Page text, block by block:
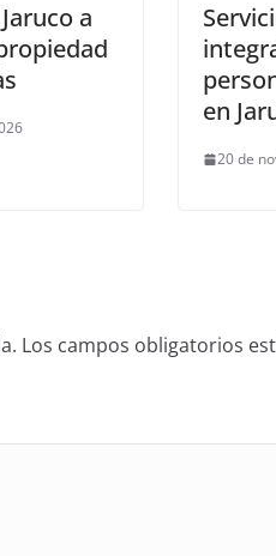
a
en
20 de
Los campos obligatorios